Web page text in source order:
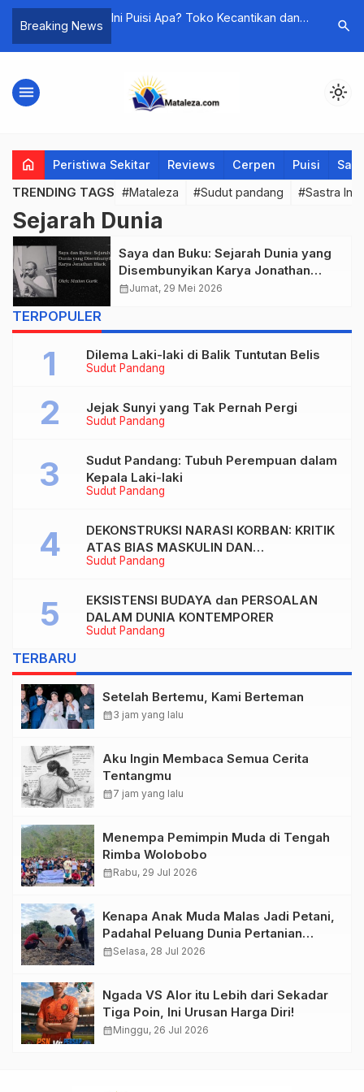
Breaking News
Ini Puisi Apa? Toko Kecantikan dan
Mausearch
menu light_mode
home Peristiwa Sekitar Reviews Cerpen Puisi
TRENDING TAGS #Mataleza #Sudut pandang #Sastra
Sejarah Dunia
Saya dan Buku: Sejarah Dunia yang
Disembunyikan Karya Jonathan
Black
calendar_monthJumat, 29 Mei 2026
TERPOPULER
Sudut Pandang
Dilema Laki-laki di Balik Tuntutan Belis
Sudut Pandang
Jejak Sunyi yang Tak Pernah Pergi
Sudut Pandang
Sudut Pandang: Tubuh Perempuan dalam
Kepala Laki-laki
Sudut Pandang
DEKONSTRUKSI NARASI KORBAN: KRITIK
ATAS BIAS MASKULIN DAN
OBJEKTIVIKASI PEREMPUAN DALAM
TUNTUTAN BELIS” KARYA AGUSTINUS
S. SASMITA
Sudut Pandang
EKSISTENSI BUDAYA dan PERSOALAN
DALAM DUNIA KONTEMPORER
TERBARU
Setelah Bertemu, Kami Berteman
calendar_month3 jam yang lalu
Aku Ingin Membaca Semua Cerita
Tentangmu
calendar_month7 jam yang lalu
Menempa Pemimpin Muda di Tengah
Rimba Wolobobo
calendar_monthRabu, 29 Jul 2026
Kenapa Anak Muda Malas Jadi Petani,
Padahal Peluang Dunia Pertanian
Menjanjikan?
calendar_monthSelasa, 28 Jul 2026
Ngada VS Alor itu Lebih dari Sekadar
Tiga Poin, Ini Urusan Harga Diri!
calendar_monthMinggu, 26 Jul 2026